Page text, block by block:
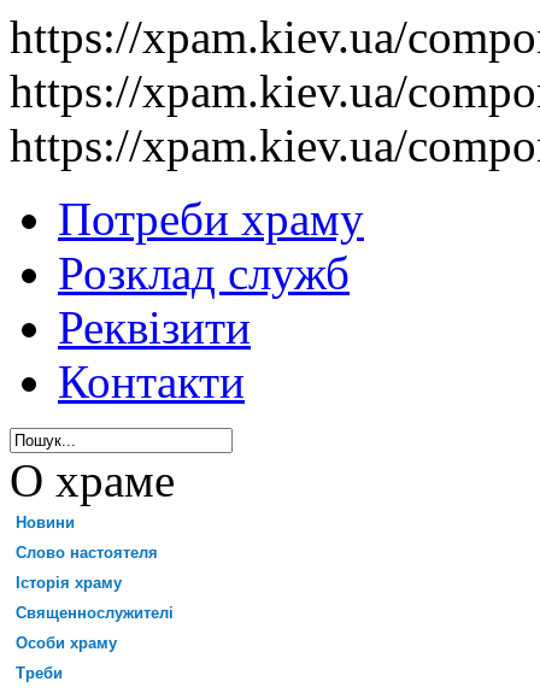
https://xpam.kiev.ua/
https://xpam.kiev.ua/
https://xpam.kiev.ua/
Потреби храму
Розклад служб
Реквізити
Контакти
О храме
Новини
Слово настоятеля
Історія храму
Священнослужителі
Особи храму
Треби